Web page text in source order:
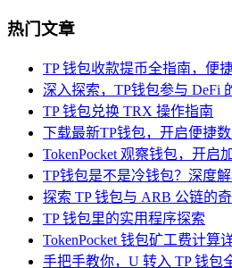
热门文章
TP 钱包收款提币全指南，便
深入探索，TP钱包参与 DeFi
TP 钱包兑换 TRX 操作指南
下载最新TP钱包，开启便捷
TokenPocket 观察钱包，开启
TP钱包是不是冷钱包？深度
探索 TP 钱包与 ARB 公链的
TP 钱包里的实用程序探索
TokenPocket 钱包矿工费计算
手把手教你，U 转入 TP 钱包